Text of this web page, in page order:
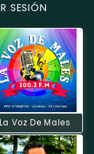
SESIÓN
La Voz De Males